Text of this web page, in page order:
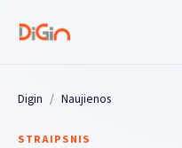
Digin Naujienos
STRAIPSNIS